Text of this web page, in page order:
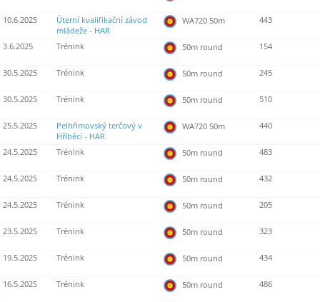
10.6.2025
Úterní kvalifikační závod
mládeže - HAR
WA720 50m 443
3.6.2025 Trénink 50m round 154
30.5.2025 Trénink 50m round 245
30.5.2025 Trénink 50m round 510
25.5.2025
Pelhřimovský terčový v
Hříběcí - HAR
WA720 50m 440
24.5.2025 Trénink 50m round 483
24.5.2025 Trénink 50m round 432
24.5.2025 Trénink 50m round 205
23.5.2025 Trénink 50m round 323
19.5.2025 Trénink 50m round 434
16.5.2025 Trénink 50m round 486